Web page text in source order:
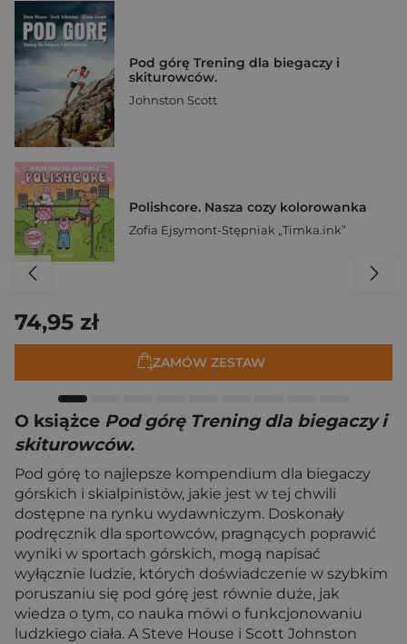
Pod górę Trening dla biegaczy i
skiturowców.
Johnston Scott
Polishcore. Nasza cozy kolorowanka
Zofia Ejsymont-Stępniak „Timka.ink”
74,95 zł
ZAMÓW ZESTAW
O książce Pod górę Trening dla biegaczy i
skiturowców.
Pod górę to najlepsze kompendium dla biegaczy
górskich i skialpinistów, jakie jest w tej chwili
dostępne na rynku wydawniczym. Doskonały
podręcznik dla sportowców, pragnących poprawić
wyniki w sportach górskich, mogą napisać
wyłącznie ludzie, których doświadczenie w szybkim
poruszaniu się pod górę jest równie duże, jak
wiedza o tym, co nauka mówi o funkcjonowaniu
ludzkiego ciała. A Steve House i Scott Johnston